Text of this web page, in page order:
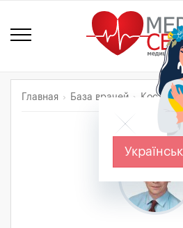
Главная База врачей Костюк